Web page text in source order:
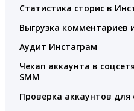
Статистика сторис в
Выгрузка комментариев
Аудит Инстаграм
Чекап аккаунта в
SMM
Проверка аккаунтов для